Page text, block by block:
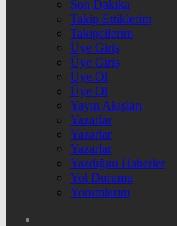
Son Dakika
Takip Ettiklerim
Takipçilerim
Üye Giriş
Üye Giriş
Üye Ol
Üye Ol
Yayın Akışları
Yazarlar
Yazarlar
Yazarlar
Yazdığım Haberler
Yol Durumu
Yorumlarım